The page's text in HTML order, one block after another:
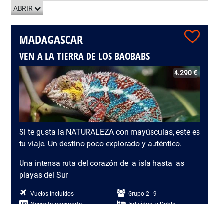
ABRIR
MADAGASCAR
VEN A LA TIERRA DE LOS BAOBABS
4.290 €
Si te gusta la NATURALEZA con mayúsculas, este es
tu viaje. Un destino poco explorado y auténtico.
Una intensa ruta del corazón de la isla hasta las
playas del Sur
Vuelos incluidos
Grupo 2 - 9